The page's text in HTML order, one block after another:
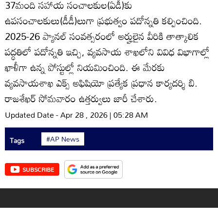
37మంది సహాయ సంచాలకుల(ఏడీ)కు
ఉపసంచాలకులు(డీడీ)లుగా ప్రభుత్వం పదోన్నతి కల్పించింది.
2025-26 ప్యానల్‌ సంవత్సరంలో అర్హులైన వీరికి తాత్కాలిక
పద్ధతిలో పదోన్నతి ఇచ్చి, వ్యవసాయ శాఖలోని వివిధ విభాగాల్లో
ఖాళీగా ఉన్న పోస్టుల్లో నియమించింది. ఈ మేరకు
వ్యవసాయశాఖ ఎక్స్‌ అఫిషియో ప్రత్యేక ప్రధాన కార్యదర్శి బి.
రాజశేఖర్‌ సోమవారం ఉత్తర్వులు జారీ చేశారు.
Updated Date - Apr 28 , 2026 | 05:28 AM
Tags #AP News
SUBSCRIBE